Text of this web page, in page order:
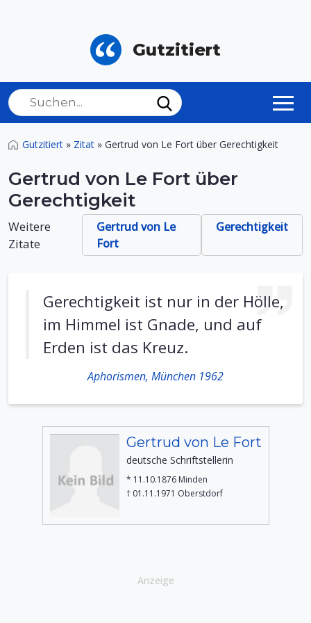
Gutzitiert
Gutzitiert » Zitat » Gertrud von Le Fort über Gerechtigkeit
Gertrud von Le Fort über
Gerechtigkeit
Weitere
Zitate
Gertrud von Le
Fort
Gerechtigkeit
Gerechtigkeit ist nur in der Hölle,
im Himmel ist Gnade, und auf
Erden ist das Kreuz.
Aphorismen, München 1962
Gertrud von Le Fort
deutsche Schriftstellerin
* 11.10.1876 Minden
† 01.11.1971 Oberstdorf
Anzeige